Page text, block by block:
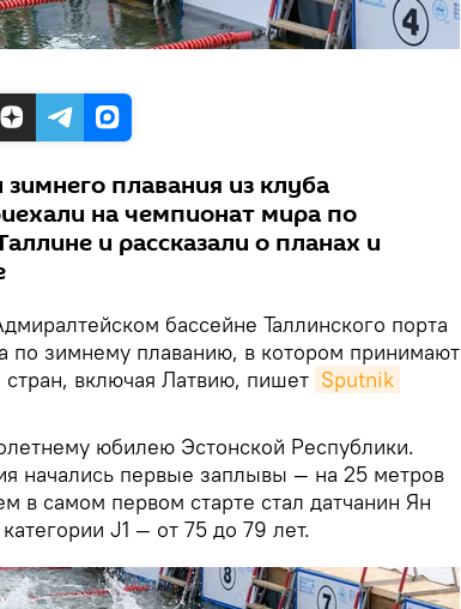
плавания из клуба
на чемпионат мира по
и рассказали о планах и
бассейне Таллинского порта
по зимнему плаванию, в котором принимают
включая Латвию, пишет Sputnik
юбилею Эстонской Республики.
начались первые заплывы — на 25 метров
в самом первом старте стал датчанин Ян
J1 — от 75 до 79 лет.